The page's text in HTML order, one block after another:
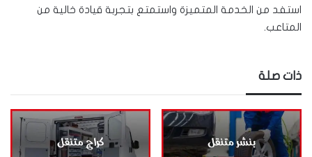
استفد من الخدمة المتميزة واستمتع بتجربة قيادة خالية من
المتاعب.
ذات صلة